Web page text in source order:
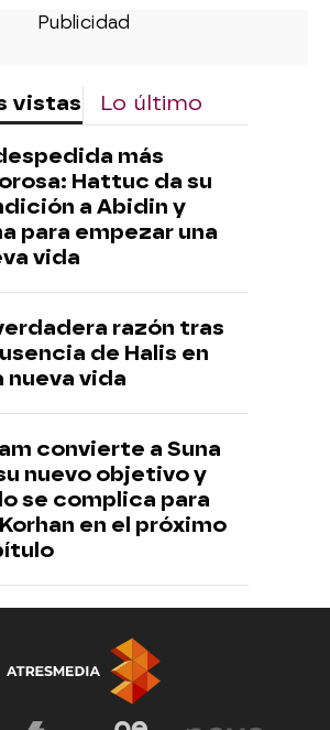
vistas Lo último
más
Hattuc da su
a Abidin y
para empezar una
vida
razón tras
de Halis en
nueva vida
convierte a Suna
nuevo objetivo y
se complica para
en el próximo